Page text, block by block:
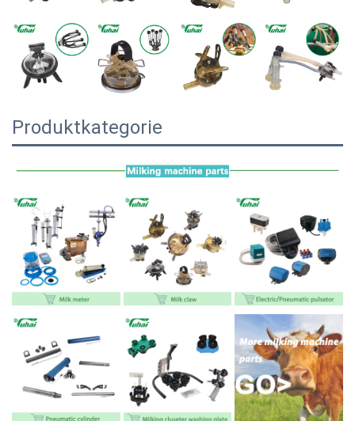
Produktkategorie